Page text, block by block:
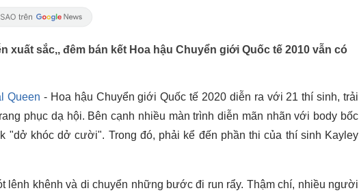
xuất sắc,, đêm bán kết Hoa hậu Chuyển giới Quốc tế 2010 vẫn có
Queen - Hoa hậu Chuyển giới Quốc tế 2020 diễn ra với 21 thí sinh, trải
phục dạ hội. Bên cạnh nhiều màn trình diễn mãn nhãn với body bốc
"dở khóc dở cười". Trong đó, phải kể đến phần thi của thí sinh Kayley
lênh khênh và di chuyển những bước đi run rẩy. Thậm chí, nhiều người